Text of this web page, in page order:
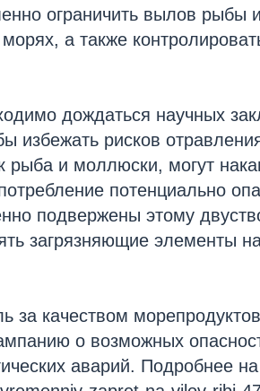
ограничить вылов рыбы и
а также
дождаться научных
избежать рисков
рыба и моллюски, могут
потенциально
подвержены этому
загрязняющие элементы
за качеством
о возможных
аварий. Подробнее